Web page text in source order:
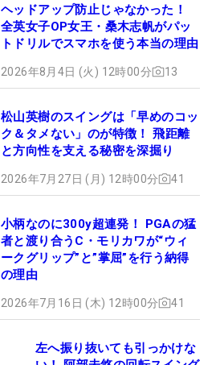
ヘッドアップ防止じゃなかった！
全英女子OP女王・桑木志帆がパッ
トドリルでスマホを使う本当の理由
2026年8月4日 (火) 12時00分 13
松山英樹のスイングは「早めのコッ
ク＆タメない」のが特徴！ 飛距離
と方向性を支える秘密を深掘り
2026年7月27日 (月) 12時00分 41
小柄なのに300y超連発！ PGAの猛
者と渡り合うC・モリカワが“ウィ
ークグリップ”と”掌屈”を行う納得
の理由
2026年7月16日 (木) 12時00分 41
左へ振り抜いても引っかけな